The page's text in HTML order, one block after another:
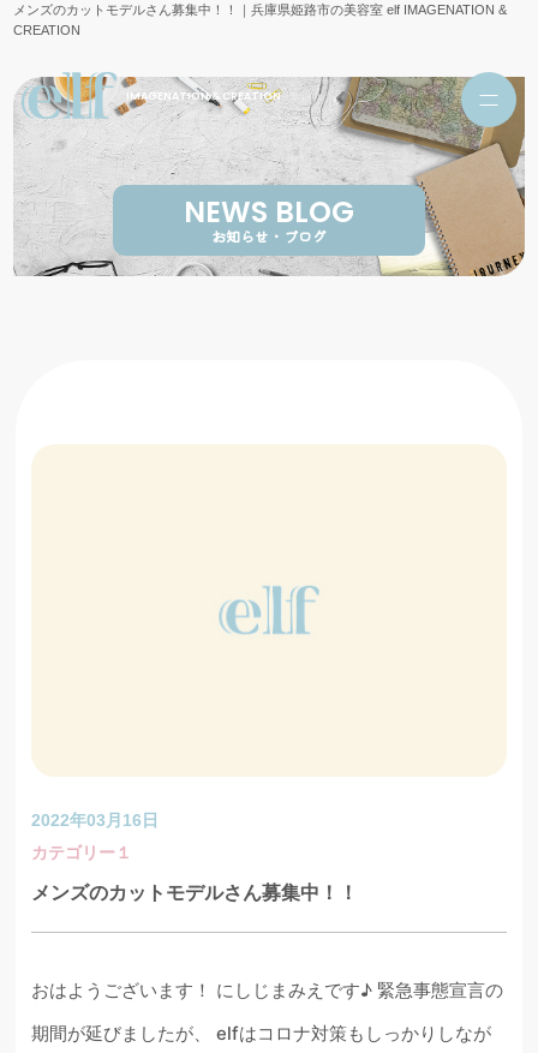
メンズのカットモデルさん募集中！！｜兵庫県姫路市の美容室 elf IMAGENATION &
CREATION
IMAGENATION & CREATION
NEWS BLOG
お知らせ・ブログ
2022年03月16日
カテゴリー１
メンズのカットモデルさん募集中！！
おはようございます！ にしじまみえです♪ 緊急事態宣言の
期間が延びましたが、 elfはコロナ対策もしっかりしなが